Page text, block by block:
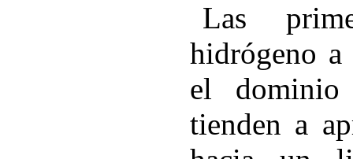
Las
hidrógeno a
el dominio
tienden a